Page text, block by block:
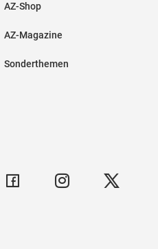
AZ-Shop
AZ-Magazine
Sonderthemen